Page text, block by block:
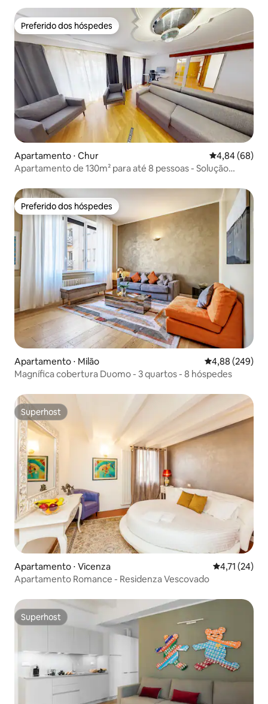
Preferido dos hóspedes
Preferido dos hóspedes
Apartamento ⋅ Chur 4,84 de uma
4,84 (68)
Apartamento de 130m² para até 8 pessoas - Solução
Preferido dos hóspedes
Preferido dos hóspedes
Apartamento ⋅ Milão 4,88 de uma
4,88 (249)
Magnífica cobertura Duomo - 3 quartos - 8 hóspedes
Superhost
Superhost
Apartamento ⋅ Vicenza 4,71 de uma
4,71 (24)
Apartamento Romance - Residenza Vescovado
Superhost
Superhost